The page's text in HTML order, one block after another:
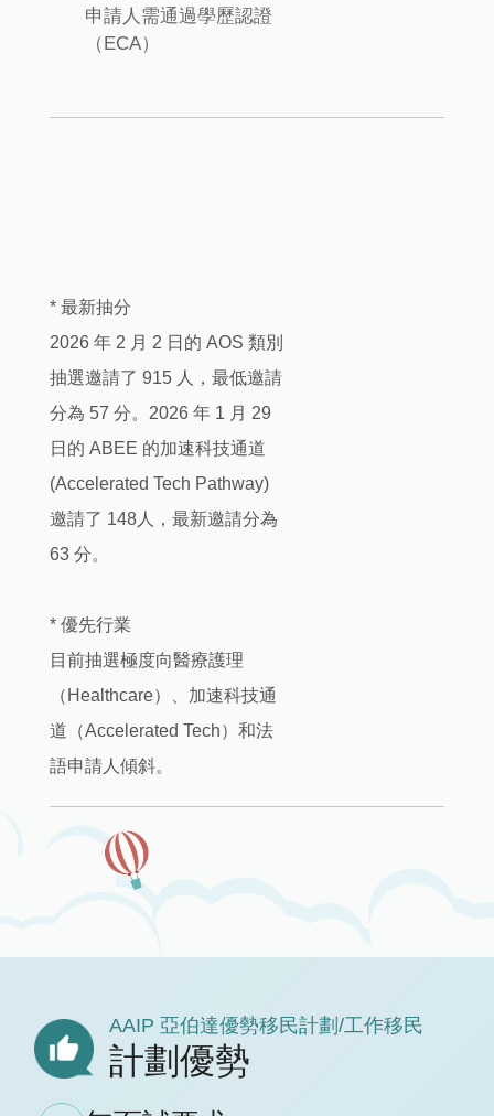
申請人需通過學歷認證
（ECA）
* 最新抽分
2026 年 2 月 2 日的 AOS 類別
抽選邀請了 915 人，最低邀請
分為 57 分。2026 年 1 月 29
日的 ABEE 的加速科技通道
(Accelerated Tech Pathway)
邀請了 148人，最新邀請分為
63 分。
* 優先行業
目前抽選極度向醫療護理
（Healthcare）、加速科技通
道（Accelerated Tech）和法
語申請人傾斜。
AAIP 亞伯達優勢移民計劃/工作移民
計劃優勢